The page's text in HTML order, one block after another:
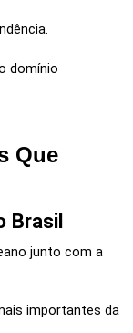
domínio
Que
Brasil
junto com a
importantes da